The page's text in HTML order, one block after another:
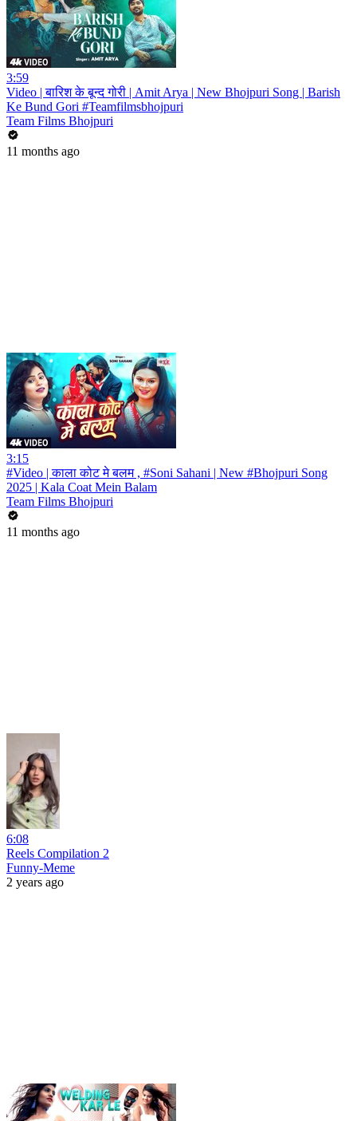
3:59
Video | बारिश के बून्द गोरी | Amit Arya | New Bhojpuri Song | Barish
Ke Bund Gori #Teamfilmsbhojpuri
Team Films Bhojpuri
11 months ago
3:15
#Video | काला कोट मे बलम , #Soni Sahani | New #Bhojpuri Song
2025 | Kala Coat Mein Balam
Team Films Bhojpuri
11 months ago
6:08
Reels Compilation 2
Funny-Meme
2 years ago